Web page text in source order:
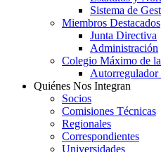
Sistema de
Miembros Destacados
Junta Directiva
Administración
Colegio Máximo de
Autorregulador
Quiénes Nos Integran
Socios
Comisiones Técnicas
Regionales
Correspondientes
Universidades